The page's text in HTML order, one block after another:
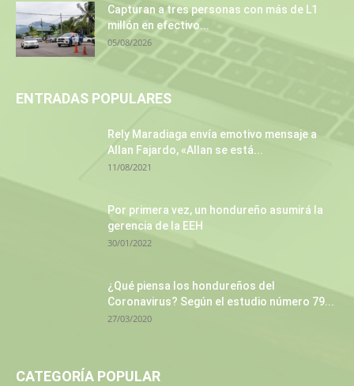
Capturan a tres personas con más de L1
millón en efectivo...
05/08/2026
ENTRADAS POPULARES
Rely Maradiaga envía emotivo mensaje a
Allan Fajardo, «Allan se está...
11/08/2021
Por primera vez, un hondureño asumirá la
gerencia de la EEH
30/01/2022
¿Qué piensa los hondureños del
Coronavirus? Según el estudio número 79...
27/03/2020
CATEGORÍA POPULAR